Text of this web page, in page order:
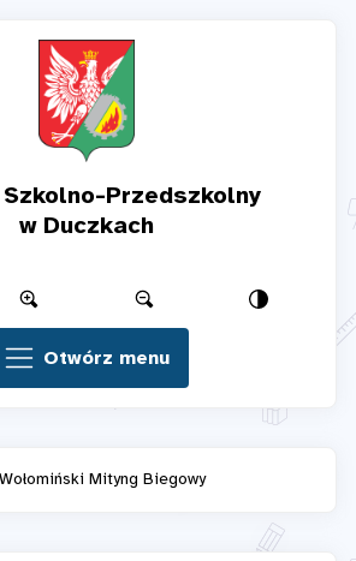
Szkolno-Przedszkolny
w Duczkach
Otwórz menu
Wołomiński Mityng Biegowy